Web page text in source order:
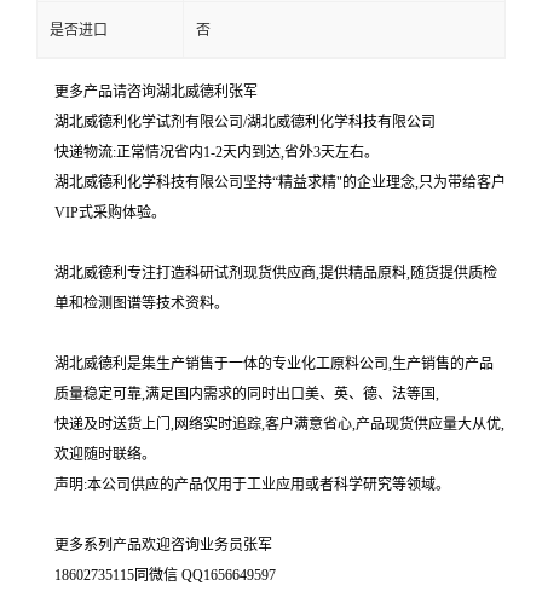
是否进口 否
更多产品请咨询湖北威德利张军
湖北威德利化学试剂有限公司/湖北威德利化学科技有限公司
快递物流:正常情况省内1-2天内到达,省外3天左右。
湖北威德利化学科技有限公司坚持“精益求精"的企业理念,只为带给客户
VIP式采购体验。
湖北威德利专注打造科研试剂现货供应商,提供精品原料,随货提供质检
单和检测图谱等技术资料。
湖北威德利是集生产销售于一体的专业化工原料公司,生产销售的产品
质量稳定可靠,满足国内需求的同时出口美、英、德、法等国,
快递及时送货上门,网络实时追踪,客户满意省心,产品现货供应量大从优,
欢迎随时联络。
声明:本公司供应的产品仅用于工业应用或者科学研究等领域。
更多系列产品欢迎咨询业务员张军
18602735115同微信 QQ1656649597